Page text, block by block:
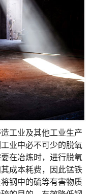
工业及其他工业生产
业中必不可少的脱氧
在冶炼时，进行脱氧
成本耗费，因此锰铁
钢中的硫等有害物质